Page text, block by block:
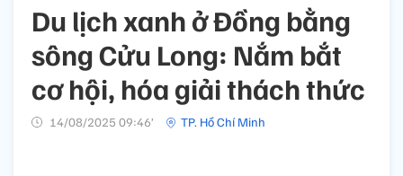
Du lịch xanh ở Đồng bằng
sông Cửu Long: Nắm bắt
cơ hội, hóa giải thách thức
14/08/2025 09:46’ TP. Hồ Chí Minh